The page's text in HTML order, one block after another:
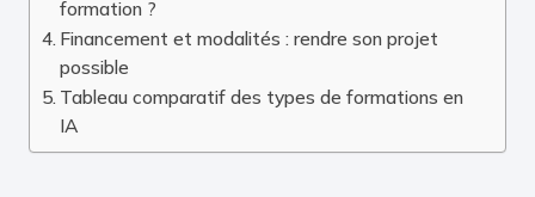
formation ?
Financement et modalités : rendre son projet
possible
Tableau comparatif des types de formations en
IA